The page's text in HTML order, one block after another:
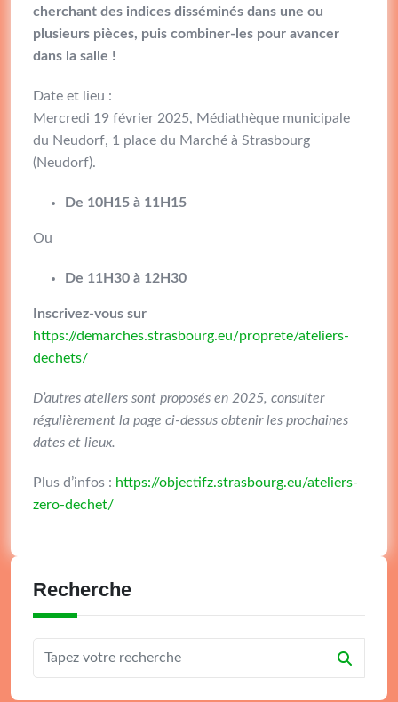
cherchant des indices disséminés dans une ou
plusieurs pièces, puis combiner-les pour avancer
dans la salle !
Date et lieu :
Mercredi 19 février 2025, Médiathèque municipale
du Neudorf, 1 place du Marché à Strasbourg
(Neudorf).
De 10H15 à 11H15
Ou
De 11H30 à 12H30
Inscrivez-vous sur
https://demarches.strasbourg.eu/proprete/ateliers-
dechets/
D’autres ateliers sont proposés en 2025, consulter
régulièrement la page ci-dessus obtenir les prochaines
dates et lieux.
Plus d’infos : https://objectifz.strasbourg.eu/ateliers-
zero-dechet/
Recherche